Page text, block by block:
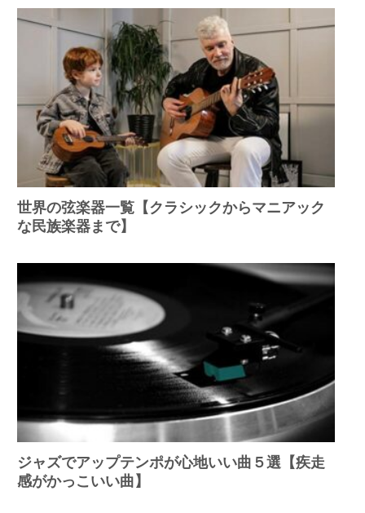
世界の弦楽器一覧【クラシックからマニアック
な民族楽器まで】
ジャズでアップテンポが心地いい曲５選【疾走
感がかっこいい曲】